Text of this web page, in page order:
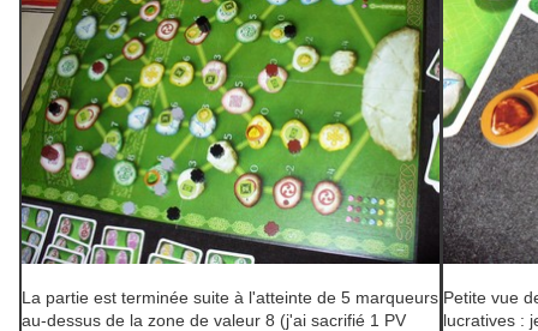
La partie est terminée suite à l'atteinte de 5 marqueurs
au-dessus de la zone de valeur 8 (j'ai sacrifié 1 PV
Petite vue
lucratives :